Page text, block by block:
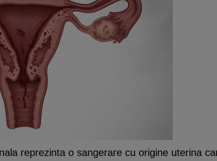
reprezinta o sangerare cu origine uterina